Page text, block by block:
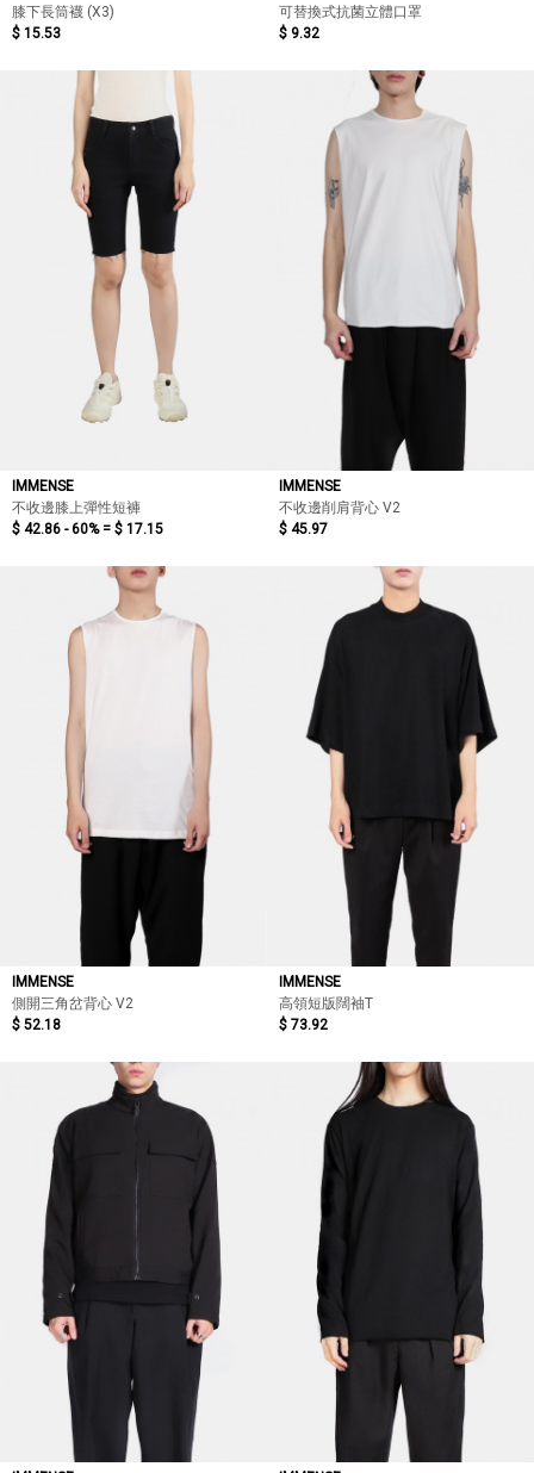
膝下長筒襪 (X3)
$ 15.53
可替換式抗菌立體口罩
$ 9.32
IMMENSE
不收邊膝上彈性短褲
$ 42.86 - 60% = $ 17.15
IMMENSE
不收邊削肩背心 V2
$ 45.97
IMMENSE
側開三角岔背心 V2
$ 52.18
IMMENSE
高領短版闊袖T
$ 73.92